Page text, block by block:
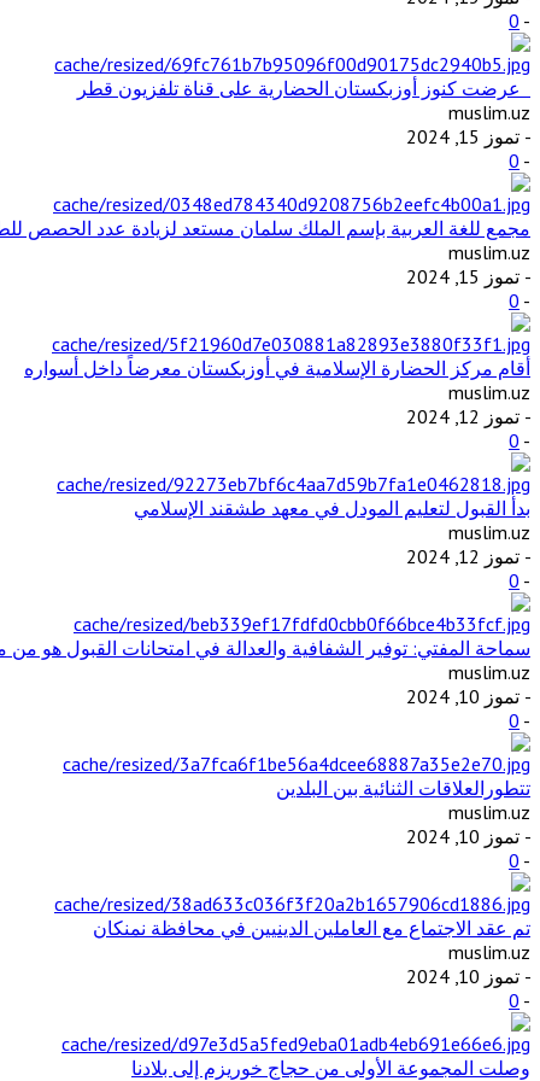
-
0
عرضت كنوز أوزبكستان الحضارية على قناة تلفزيون قطر
muslim.uz
- تموز 15, 2024
-
0
مجمع للغة العربية بإسم الملك سلمان مستعد لزيادة عدد الحصص
muslim.uz
- تموز 15, 2024
-
0
أقام مركز الحضارة الإسلامية في أوزبكستان معرضاً داخل أسواره
muslim.uz
- تموز 12, 2024
-
0
بدأ القبول لتعليم المودل في معهد طشقند الإسلامي
muslim.uz
- تموز 12, 2024
-
0
سماحة المفتي: توفير الشفافية والعدالة في امتحانات القبول هو من
muslim.uz
- تموز 10, 2024
-
0
تتطورالعلاقات الثنائية بين البلدين
muslim.uz
- تموز 10, 2024
-
0
تم عقد الاجتماع مع العاملين الدينيين في محافظة نمنكان
muslim.uz
- تموز 10, 2024
-
0
وصلت المجموعة الأولى من حجاج خوريزم إلى بلادنا